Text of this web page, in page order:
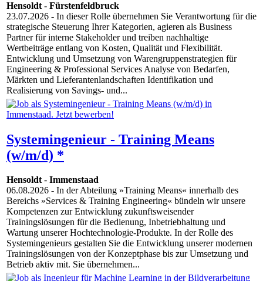
Hensoldt- Fürstenfeldbruck
23.07.2026 - In dieser Rolle übernehmen Sie Verantwortung für die
strategische Steuerung Ihrer Kategorien, agieren als Business
Partner für interne Stakeholder und treiben nachhaltige
Wertbeiträge entlang von Kosten, Qualität und Flexibilität.
Entwicklung und Umsetzung von Warengruppenstrategien für
Engineering & Professional Services Analyse von Bedarfen,
Märkten und Lieferantenlandschaften Identifikation und
Realisierung von Savings- und...
Systemingenieur - Training Means
(w/m/d) *
Hensoldt- Immenstaad
06.08.2026 - In der Abteilung »Training Means« innerhalb des
Bereichs »Services & Training Engineering« bündeln wir unsere
Kompetenzen zur Entwicklung zukunftsweisender
Trainingslösungen für die Bedienung, Inbetriebhaltung und
Wartung unserer Hochtechnologie-Produkte. In der Rolle des
Systemingenieurs gestalten Sie die Entwicklung unserer modernen
Trainingslösungen von der Konzeptphase bis zur Umsetzung und
Betrieb aktiv mit. Sie übernehmen...